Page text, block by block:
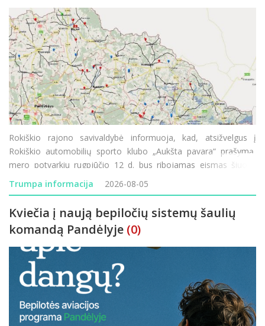
Rokiškio rajono savivaldybė informuoja, kad, atsižvelgus į
Rokiškio automobilių sporto klubo „Aukšta pavara“ prašymą,
mero potvarkiu rugpjūčio 12 d. bus ribojamas eismas šiuose
rajono vietinės reikšmės keliuose: JD-70 „Prūseliai–Pa
Trumpa informacija 2026-08-05
Kviečia į naują bepiločių sistemų šaulių
komandą Pandėlyje (0)